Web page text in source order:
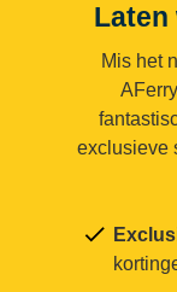
Laten
Mis het
exclusieve